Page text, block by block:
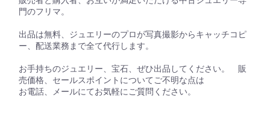
門のフリマ。
出品は無料、ジュエリーのプロが写真撮影からキャッチコピ
ー、配送業務まで全て代行します。
お手持ちのジュエリー、宝石、ぜひ出品してください。 販
売価格、セールスポイントについてご不明な点は
お電話、メールにてお気軽にご質問ください。